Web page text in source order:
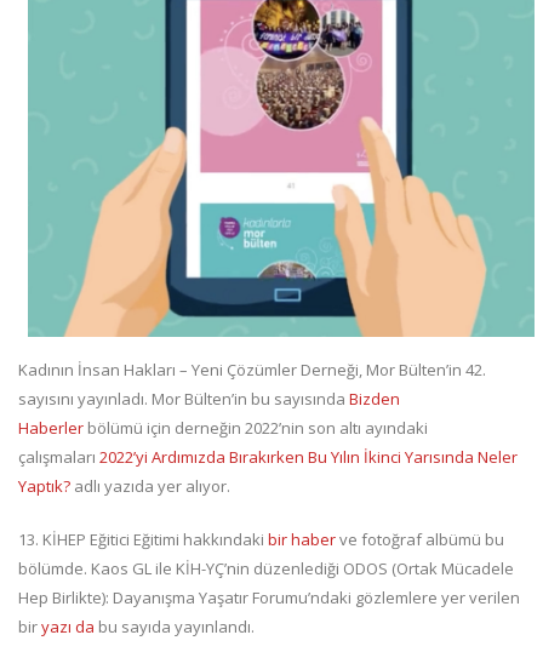
Kadının İnsan Hakları – Yeni Çözümler Derneği, Mor Bülten’in 42.
sayısını yayınladı. Mor Bülten’in bu sayısında Bizden
Haberler bölümü için derneğin 2022’nin son altı ayındaki
çalışmaları 2022’yi Ardımızda Bırakırken Bu Yılın İkinci Yarısında Neler
Yaptık? adlı yazıda yer alıyor.
13. KİHEP Eğitici Eğitimi hakkındaki bir haberve fotoğraf albümü bu
bölümde. Kaos GL ile KİH-YÇ’nin düzenlediği ODOS (Ortak Mücadele
Hep Birlikte): Dayanışma Yaşatır Forumu’ndaki gözlemlere yer verilen
biryazı da bu sayıda yayınlandı.